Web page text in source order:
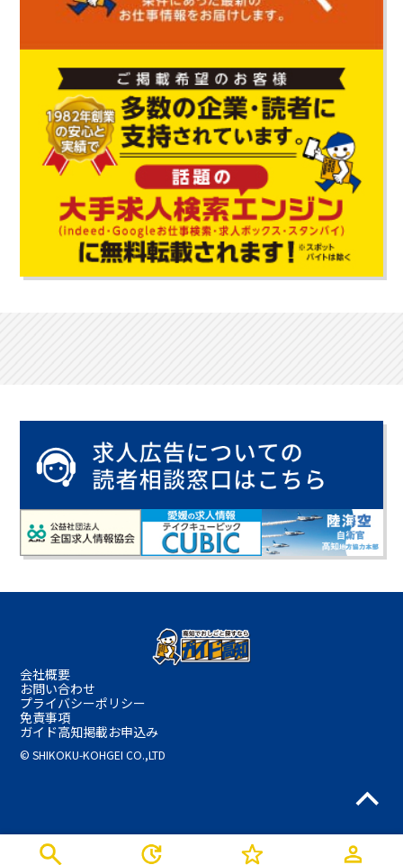
会社概要
お問い合わせ
プライバシーポリシー
免責事項
ガイド高知掲載お申込み
© SHIKOKU-KOHGEI CO.,LTD